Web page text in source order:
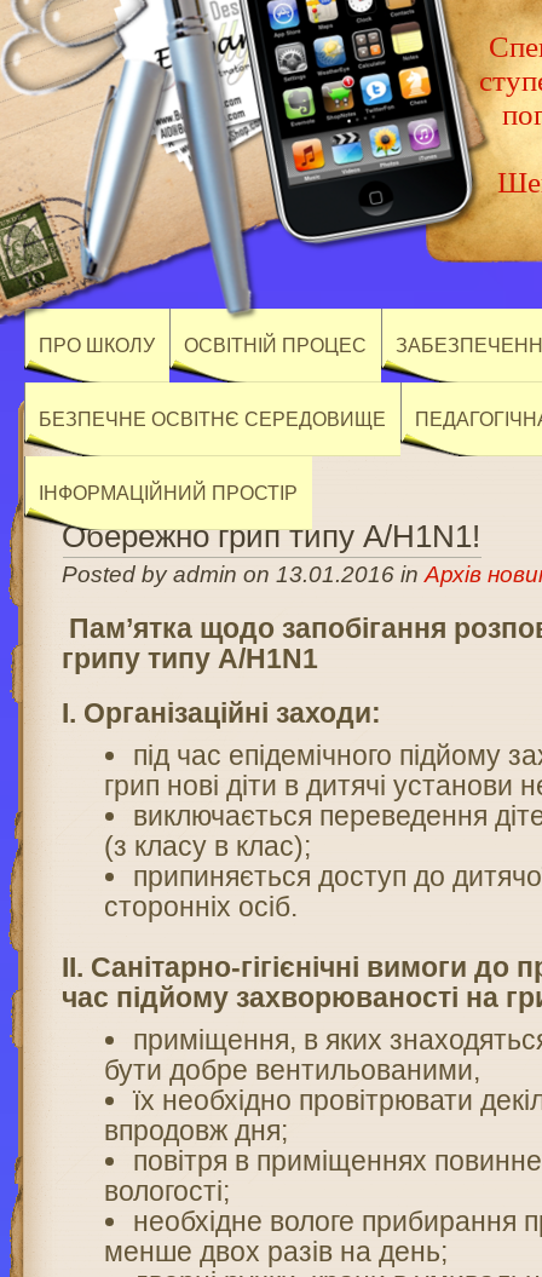
ПРО ШКОЛУ ОСВІТНІЙ ПРОЦЕС
БЕЗПЕЧНЕ ОСВІТНЄ СЕРЕДОВИЩЕ
ІНФОРМАЦІЙНИЙ ПРОСТІР
Обережно грип типу А/Н1N1!
Posted by admin on 13.01.2016 inАрхів
Пам’ятка щодо запобігання
грипу типу А/Н1N1
І. Організаційні заходи:
під час епідемічного підйому
грип нові діти в дитячі установи
виключається переведення
(з класу в клас);
припиняється доступ до
сторонніх осіб.
ІІ. Санітарно-гігієнічні вимоги до
час підйому захворюваності на
приміщення, в яких
бути добре вентильованими,
їх необхідно провітрювати
впродовж дня;
повітря в приміщеннях
вологості;
необхідне вологе прибирання
менше двох разів на день;